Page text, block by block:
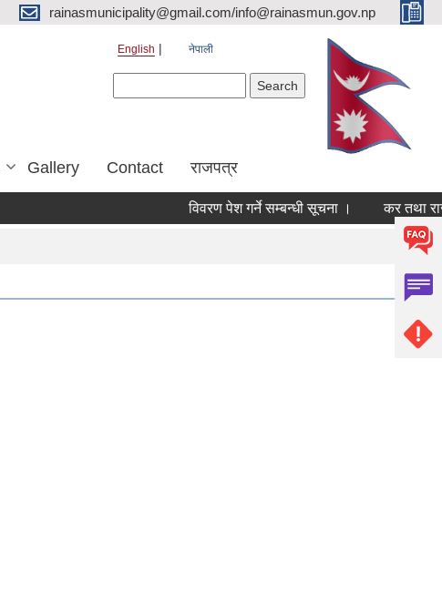
rainasmunicipality@gmail.com/info@rainasmun.gov.np
English नेपाली
Gallery Contact राजपत्र
विवरण पेश गर्ने सम्बन्धी सूचना । कर तथा